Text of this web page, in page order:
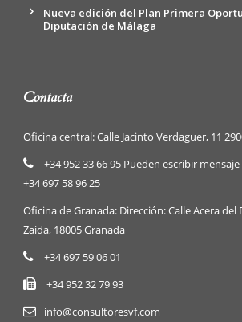
Nueva edición del Plan Primera
Diputación de Málaga
Contacta
Oficina central: Calle Jacinto Verdaguer, 11
+34 952 33 66 95 Pueden escribir
+34 697 58 96 25
Oficina de Granada: Dirección: Calle Acera del
Zaida, 18005 Granada
+34 697 59 06 01
+34 952 32 79 93
info@consultoresvf.com